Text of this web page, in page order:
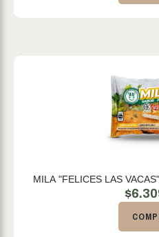
MILA "FELICES LAS
$